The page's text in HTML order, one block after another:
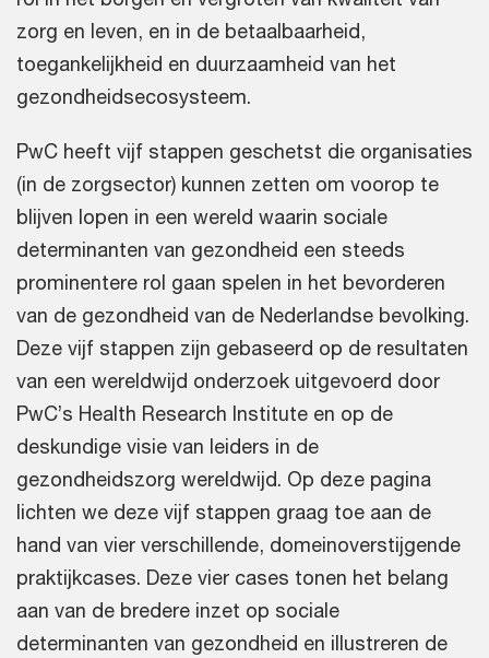
zorg en leven, en in de betaalbaarheid,
toegankelijkheid en duurzaamheid van het
gezondheidsecosysteem.
PwC heeft vijf stappen geschetst die organisaties
(in de zorgsector) kunnen zetten om voorop te
blijven lopen in een wereld waarin sociale
determinanten van gezondheid een steeds
prominentere rol gaan spelen in het bevorderen
van de gezondheid van de Nederlandse bevolking.
Deze vijf stappen zijn gebaseerd op de resultaten
van een wereldwijd onderzoek uitgevoerd door
PwC’s Health Research Institute en op de
deskundige visie van leiders in de
gezondheidszorg wereldwijd. Op deze pagina
lichten we deze vijf stappen graag toe aan de
hand van vier verschillende, domeinoverstijgende
praktijkcases. Deze vier cases tonen het belang
aan van de bredere inzet op sociale
determinanten van gezondheid en illustreren de